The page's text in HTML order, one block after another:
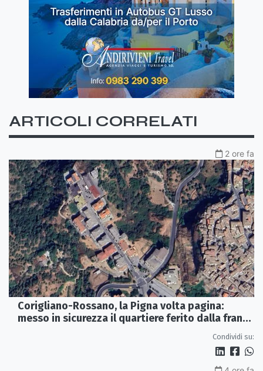
ARTICOLI CORRELATI
2 ore fa
Corigliano-Rossano, la Pigna volta pagina:
messo in sicurezza il quartiere ferito dalla frana
Condividi su: